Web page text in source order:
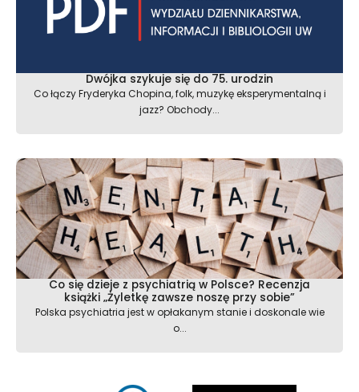
Dwójka szykuje się do 75. urodzin
Co łączy Fryderyka Chopina, folk, muzykę eksperymentalną i
jazz? Obchody...
Co się dzieje z psychiatrią w Polsce? Recenzja
książki „Żyletkę zawsze noszę przy sobie”
Polska psychiatria jest w opłakanym stanie i doskonale wie
o...